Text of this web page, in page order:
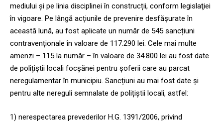
mediului și pe linia disciplinei în construcții, conform legislaţiei
în vigoare. Pe lângă acţiunile de prevenire desfășurate în
această lună, au fost aplicate un număr de 545 sancțiuni
contravenționale în valoare de 117.290 lei. Cele mai multe
amenzi – 115 la număr – în valoare de 34.800 lei au fost date
de polițiștii locali focșănei pentru șoferii care au parcat
neregulamentar în municipiu. Sancțiuni au mai fost date și
pentru alte nereguli semnalate de polițiștii locali, astfel:
1) nerespectarea prevederilor H.G. 1391/2006, privind